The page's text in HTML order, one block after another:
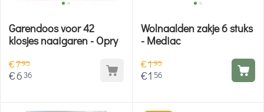
Garendoos voor 42
klosjes naaigaren - Opry
€795
€6 36
Wolnaalden zakje 6 stuks
- Mediac
€195
€1 56